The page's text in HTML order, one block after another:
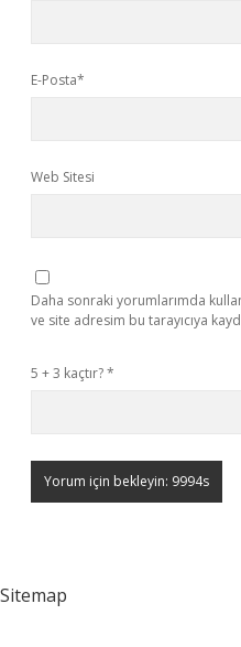
E-Posta*
Web Sitesi
Daha sonraki yorumlarımda
ve site adresim bu tarayıcıya
5 + 3 kaçtır?*
Sitemap